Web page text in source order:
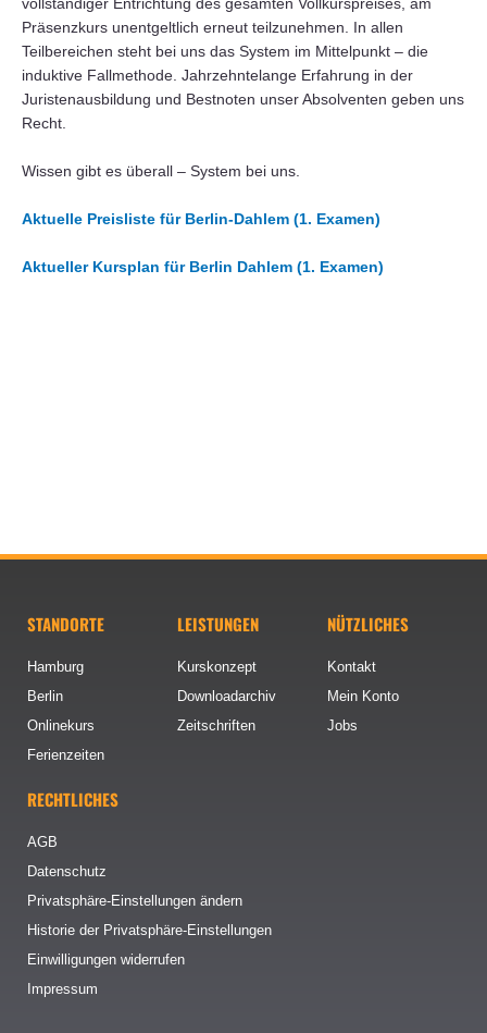
vollständiger Entrichtung des gesamten Vollkurspreises, am
Präsenzkurs unentgeltlich erneut teilzunehmen. In allen
Teilbereichen steht bei uns das System im Mittelpunkt – die
induktive Fallmethode. Jahrzehntelange Erfahrung in der
Juristenausbildung und Bestnoten unser Absolventen geben uns
Recht.
Wissen gibt es überall – System bei uns.
Aktuelle Preisliste für Berlin-Dahlem (1. Examen)
Aktueller Kursplan für Berlin Dahlem (1. Examen)
STANDORTE
Hamburg
Berlin
Onlinekurs
Ferienzeiten
LEISTUNGEN
Kurskonzept
Downloadarchiv
Zeitschriften
NÜTZLICHES
Kontakt
Mein Konto
Jobs
RECHTLICHES
AGB
Datenschutz
Privatsphäre-Einstellungen ändern
Historie der Privatsphäre-Einstellungen
Einwilligungen widerrufen
Impressum